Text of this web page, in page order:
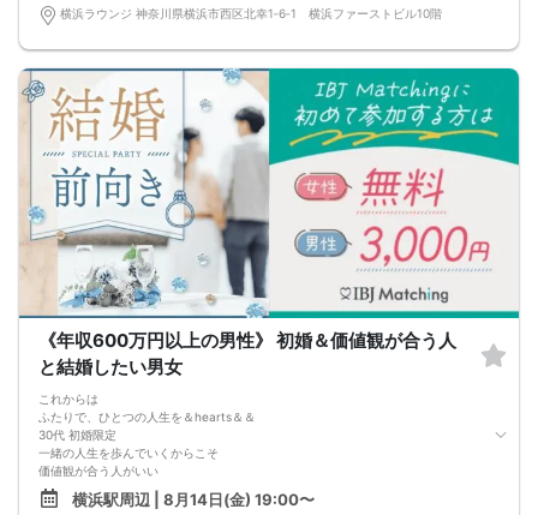
結婚したいと思える様な出会いをここで
横浜ラウンジ 神奈川県横浜市西区北幸1‐6‐1 横浜ファーストビル10階
《年収600万円以上の男性》 初婚＆価値観が合う人
と結婚したい男女
これからは
ふたりで、ひとつの人生を＆hearts＆＆
30代 初婚限定
一緒の人生を歩んでいくからこそ
価値観が合う人がいい
■家事育児は協力しあいたい■
■二人の時間を大切にしたい■
横浜駅周辺 | 8月14日(金) 19:00〜